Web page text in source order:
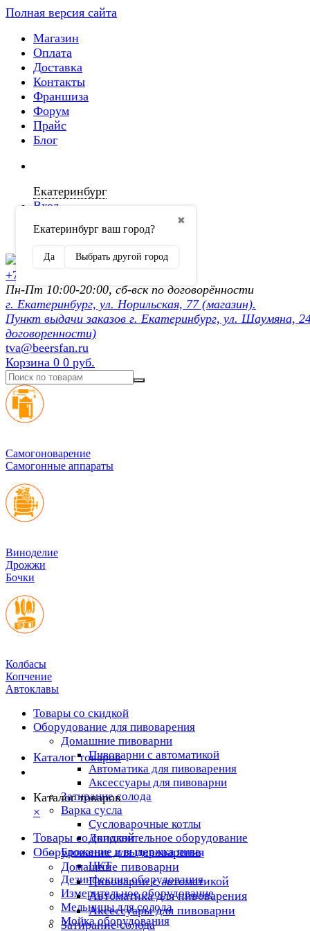
Полная версия сайта
Магазин
Оплата
Доставка
Контакты
Франшиза
Форум
Прайс
Блог
Екатеринбург
✖
Екатеринбург ваш город?
Да Выбрать другой город
Вход
Регистрация
+7 (902) 872-54-70
Пн-Пт 10:00-20:00, сб-вск по договорённости
г. Екатеринбург, ул. Норильская, 77 (магазин).
Пункт выдачи заказов г. Екатеринбург, ул. Шаумяна,
договоренности)
tva@beersfan.ru
Корзина 0 0 руб.
Cамогоноварение
Самогонные аппараты
Виноделие
Дрожжи
Бочки
Колбасы
Копчение
Автоклавы
Товары со скидкой
Оборудование для пивоварения
Домашние пивоварни
Пивоварни с автоматикой
Автоматика для пивоварения
Аксессуары для пивоварни
Затирание солода
Варка сусла
Cусловарочные котлы
Дополнительное оборудование
Брожение и выдержка пива
ЦКТ
Дезинфекция оборудования
Измерительное оборудование
Мельницы для солода
Мойка оборудования
Каталог товаров
Каталог товаров
×
Товары со скидкой
Оборудование для пивоварения
Домашние пивоварни
Пивоварни с автоматикой
Автоматика для пивоварения
Аксессуары для пивоварни
Затирание солода